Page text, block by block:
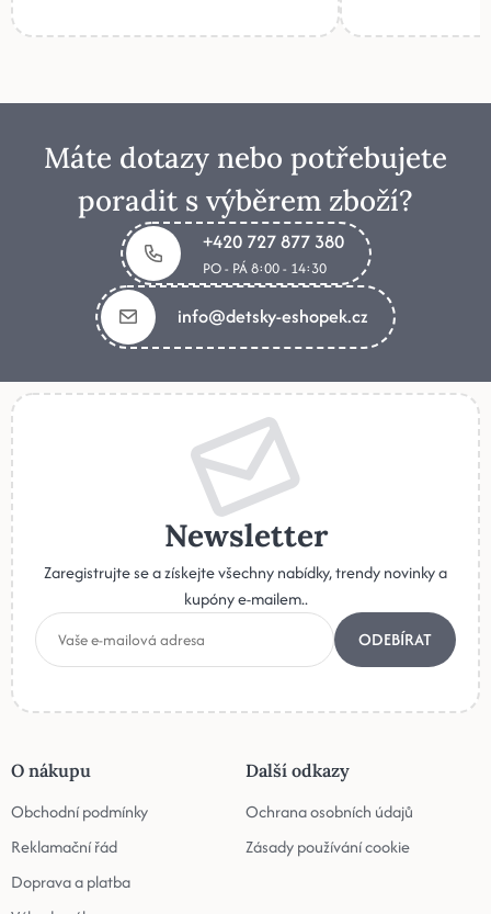
Máte dotazy nebo potřebujete
poradit s výběrem zboží?
+420 727 877 380
PO - PÁ 8:00 - 14:30
info@detsky-eshopek.cz
Newsletter
Zaregistrujte se a získejte všechny nabídky, trendy novinky a
kupóny e-mailem..
ODEBÍRAT
O nákupu
Obchodní podmínky
Reklamační řád
Doprava a platba
Další odkazy
Ochrana osobních údajů
Zásady používání cookie